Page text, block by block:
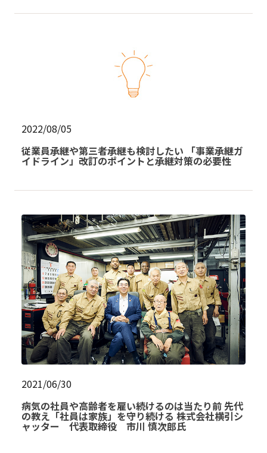
2022/08/05
従業員承継や第三者承継も検討したい 「事業承継ガ
イドライン」改訂のポイントと承継対策の必要性
2021/06/30
病気の社員や高齢者を雇い続けるのは当たり前 先代
の教え「社員は家族」を守り続ける 株式会社横引シ
ャッター 代表取締役 市川 慎次郎氏